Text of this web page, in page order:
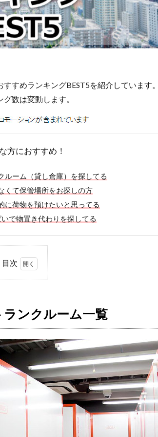
すめランキングBEST5を紹介しています。
数は変動します。
方におすすめ！
ルーム（貸し倉庫）を探してる
くて保管場所をお探しの方
に荷物を預けたいと思ってる
で物置き代わりを探してる
目次
の
格
安
お
す
め
ト
ン
ル
ンクルーム一覧